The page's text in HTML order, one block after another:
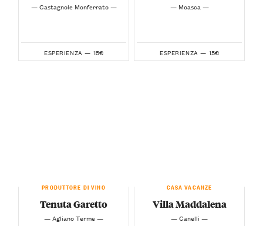
— Castagnole Monferrato —
ESPERIENZA — 15€
— Moasca —
ESPERIENZA — 15€
PRODUTTORE DI VINO
Tenuta Garetto
— Agliano Terme —
CASA VACANZE
Villa Maddalena
— Canelli —